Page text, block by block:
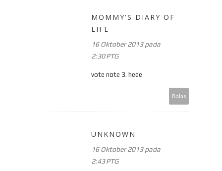
MOMMY'S DIARY OF
LIFE
16 Oktober 2013 pada
2:30 PTG
vote note 3. heee
Balas
UNKNOWN
16 Oktober 2013 pada
2:43 PTG